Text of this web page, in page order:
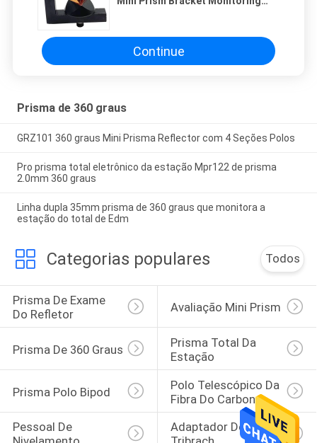
Continue
Prisma de 360 graus
GRZ101 360 graus Mini Prisma Reflector com 4 Seções Polos
Pro prisma total eletrônico da estação Mpr122 de prisma
2.0mm 360 graus
Linha dupla 35mm prisma de 360 graus que monitora a
estação do total de Edm
Categorias populares Todos
Prisma De Exame
Do Refletor
Avaliação Mini Prism
Prisma De 360 Graus
Prisma Total Da
Estação
Prisma Polo Bipod
Polo Telescópico Da
Fibra Do Carbono
Pessoal De
Adaptador De